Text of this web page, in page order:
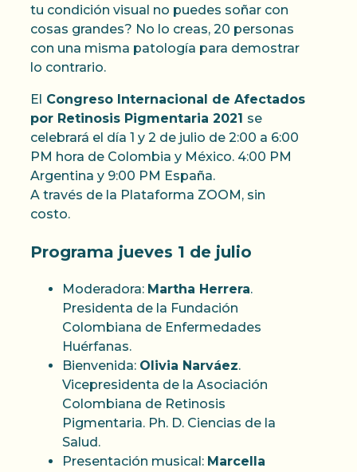
tu condición visual no puedes soñar con
cosas grandes? No lo creas, 20 personas
con una misma patología para demostrar
lo contrario.
El Congreso Internacional de Afectados
por Retinosis Pigmentaria 2021 se
celebrará el día 1 y 2 de julio de 2:00 a 6:00
PM hora de Colombia y México. 4:00 PM
Argentina y 9:00 PM España.
A través de la Plataforma ZOOM, sin
costo.
Programa jueves 1 de julio
Moderadora: Martha Herrera.
Presidenta de la Fundación
Colombiana de Enfermedades
Huérfanas.
Bienvenida: Olivia Narváez.
Vicepresidenta de la Asociación
Colombiana de Retinosis
Pigmentaria. Ph. D. Ciencias de la
Salud.
Presentación musical: Marcella